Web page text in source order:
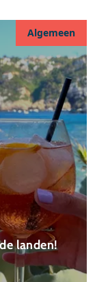
Algemeen
landen!